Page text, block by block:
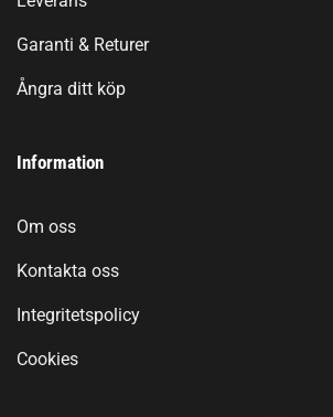
Garanti & Returer
Ångra ditt köp
Information
Om oss
Kontakta oss
Integritetspolicy
Cookies